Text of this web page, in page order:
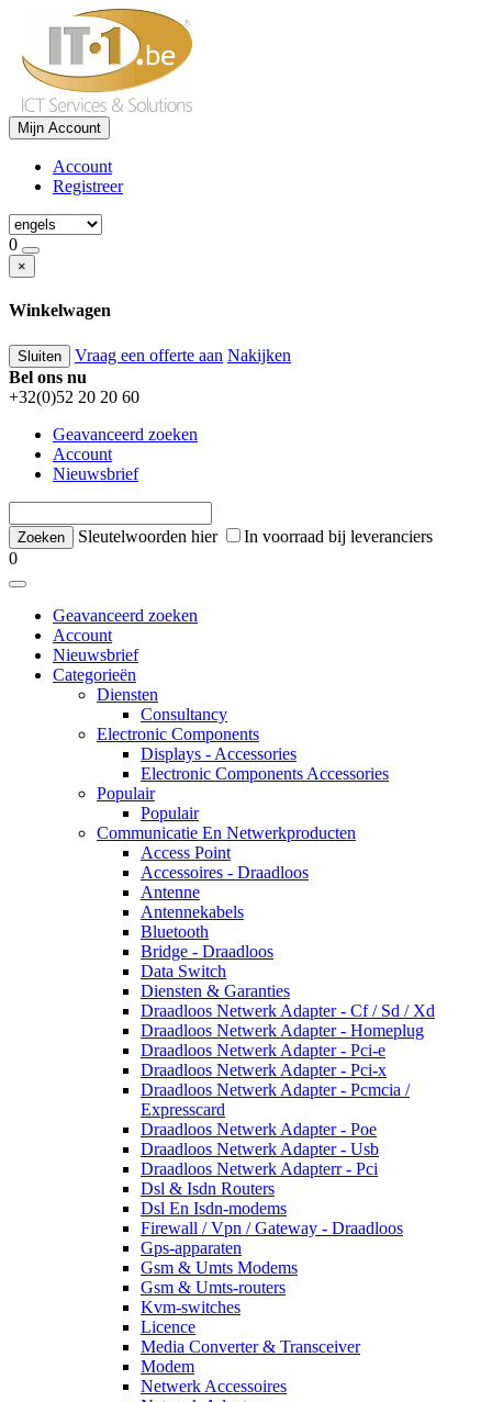
Mijn Account
Account
Registreer
0
×
Winkelwagen
Sluiten Vraag een offerte aan Nakijken
Bel ons nu
+32(0)52 20 20 60
Geavanceerd zoeken
Account
Nieuwsbrief
Sleutelwoorden hier
In voorraad bij leveranciers
0
Geavanceerd zoeken
Account
Nieuwsbrief
Categorieën
Diensten
Consultancy
Electronic Components
Displays - Accessories
Electronic Components Accessories
Populair
Populair
Communicatie En Netwerkproducten
Access Point
Accessoires - Draadloos
Antenne
Antennekabels
Bluetooth
Bridge - Draadloos
Data Switch
Diensten & Garanties
Draadloos Netwerk Adapter - Cf / Sd / Xd
Draadloos Netwerk Adapter - Homeplug
Draadloos Netwerk Adapter - Pci-e
Draadloos Netwerk Adapter - Pci-x
Draadloos Netwerk Adapter - Pcmcia /
Expresscard
Draadloos Netwerk Adapter - Poe
Draadloos Netwerk Adapter - Usb
Draadloos Netwerk Adapterr - Pci
Dsl & Isdn Routers
Dsl En Isdn-modems
Firewall / Vpn / Gateway - Draadloos
Gps-apparaten
Gsm & Umts Modems
Gsm & Umts-routers
Kvm-switches
Licence
Media Converter & Transceiver
Modem
Netwerk Accessoires